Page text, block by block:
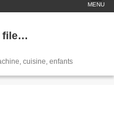
MENU
file…
cuisine, enfants